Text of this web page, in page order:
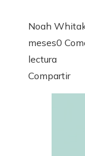
Noah
meses0
lectura
Facebook
Twitter
LinkedIn
Pinterest
Stumbleupon
Email
Compartir